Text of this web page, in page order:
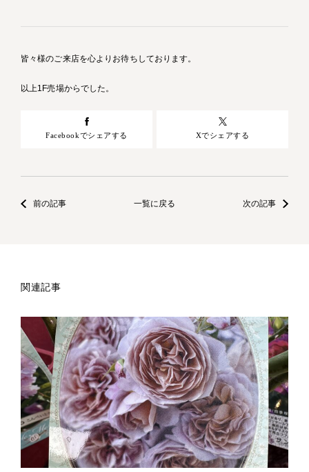
皆々様のご来店を心よりお待ちしております。
以上1F売場からでした。
Facebookでシェアする Xでシェアする
前の記事 一覧に戻る 次の記事
関連記事